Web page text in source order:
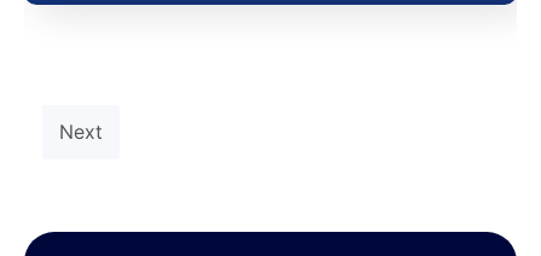
Next